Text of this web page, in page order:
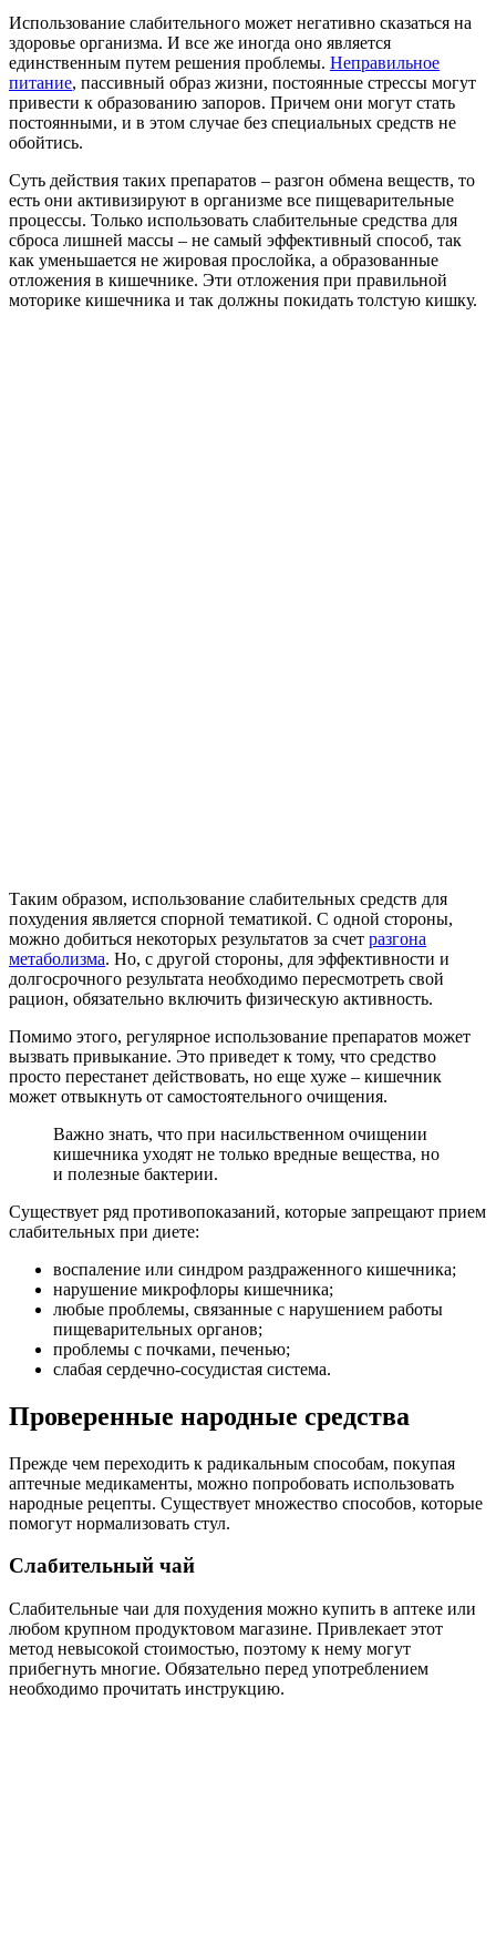
Использование слабительного может негативно сказаться на
здоровье организма. И все же иногда оно является
единственным путем решения проблемы. Неправильное
питание, пассивный образ жизни, постоянные стрессы могут
привести к образованию запоров. Причем они могут стать
постоянными, и в этом случае без специальных средств не
обойтись.
Суть действия таких препаратов – разгон обмена веществ, то
есть они активизируют в организме все пищеварительные
процессы. Только использовать слабительные средства для
сброса лишней массы – не самый эффективный способ, так
как уменьшается не жировая прослойка, а образованные
отложения в кишечнике. Эти отложения при правильной
моторике кишечника и так должны покидать толстую кишку.
Таким образом, использование слабительных средств для
похудения является спорной тематикой. С одной стороны,
можно добиться некоторых результатов за счет разгона
метаболизма. Но, с другой стороны, для эффективности и
долгосрочного результата необходимо пересмотреть свой
рацион, обязательно включить физическую активность.
Помимо этого, регулярное использование препаратов может
вызвать привыкание. Это приведет к тому, что средство
просто перестанет действовать, но еще хуже – кишечник
может отвыкнуть от самостоятельного очищения.
Важно знать, что при насильственном очищении
кишечника уходят не только вредные вещества, но
и полезные бактерии.
Существует ряд противопоказаний, которые запрещают прием
слабительных при диете:
воспаление или синдром раздраженного кишечника;
нарушение микрофлоры кишечника;
любые проблемы, связанные с нарушением работы
пищеварительных органов;
проблемы с почками, печенью;
слабая сердечно-сосудистая система.
Проверенные народные средства
Прежде чем переходить к радикальным способам, покупая
аптечные медикаменты, можно попробовать использовать
народные рецепты. Существует множество способов, которые
помогут нормализовать стул.
Слабительный чай
Слабительные чаи для похудения можно купить в аптеке или
любом крупном продуктовом магазине. Привлекает этот
метод невысокой стоимостью, поэтому к нему могут
прибегнуть многие. Обязательно перед употреблением
необходимо прочитать инструкцию.